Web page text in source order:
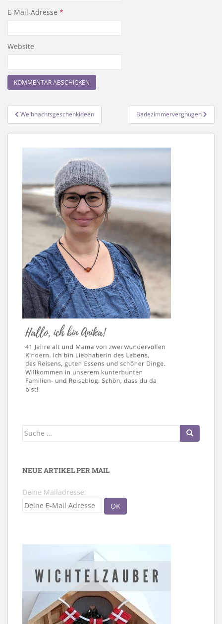
E-Mail-Adresse *
Website
Beitragsnavigation
Weihnachtsgeschenkideen Badezimmervergnügen
Suche
NEUE ARTIKEL PER MAIL
Deine Mailadresse: